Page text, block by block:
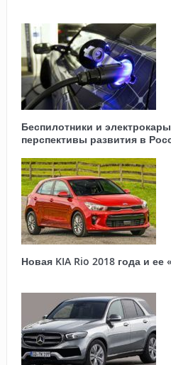
Беспилотники и
перспективы развития в
Новая KIA Rio 2018 года и ее